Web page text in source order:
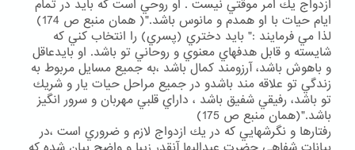
ازدواج يك امر موقتي نيست . او روحي است كه بايد در تمام
ايام حيات با او همدم و مانوس باشد."( همان منبع ص 174)
لذا مي فرمايند :" بايد دختري (پسري) را انتخاب كني كه
شايسته و قابل هدفهاي معنوي و روحاني تو باشد. او بايدعاقل
و باهوش باشد، آرزومند كمال باشد ،به جميع مسايل مربوط به
زندگي تو علاقه مند باشدو در جميع مراحل حيات يار و شريك
تو باشد، رفيقي شفيق باشد ، داراي قلبي مهربان و سرور انگيز
باشد."(همان منبع ص 175)
رفتارها و نگرشهايي كه در يك ازدواج لازم و ضروري است ،در